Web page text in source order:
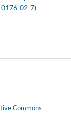
02-7)
Commons